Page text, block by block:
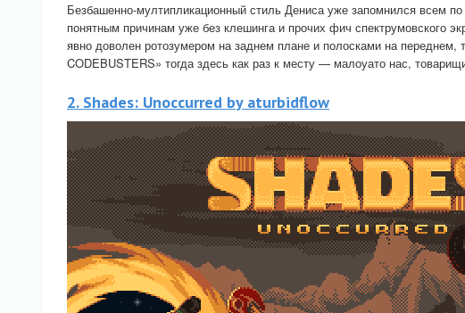
Безбашенно-мултипликационный стиль Дениса уже запомнился всем
понятным причинам уже без клешинга и прочих фич спектрумовского
явно доволен ротозумером на заднем плане и полосками на
CODEBUSTERS» тогда здесь как раз к месту — малоуато нас,
2. Shades: Unoccurred by aturbidflow